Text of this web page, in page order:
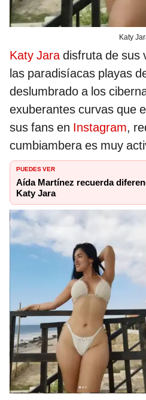
Katy
Katy Jaradisfruta de sus
las paradisíacas playas
deslumbrado a los
exuberantes curvas que
sus fans en Instagram,
cumbiambera es muy
PUEDES VER
Aída Martínez recuerda
Katy Jara